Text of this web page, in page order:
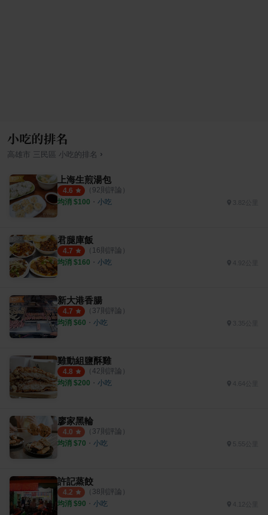
小吃的排名
高雄市 三民區 小吃 的排名 ›
上海生煎湯包
4.6 （ 92則評論）
均消 $100 ・ 小吃
君腿庫飯
4.7 （ 16則評論）
均消 $160 ・ 小吃 4.92公里
新大港香腸
4.7 （ 37則評論）
均消 $60 ・ 小吃 3.35公里
雞動組鹽酥雞
4.8 （ 42則評論）
均消 $200 ・ 小吃 4.64公里
廖家黑輪
4.0 （ 37則評論）
均消 $70 ・ 小吃 5.55公里
許記蒸餃
4.2 （ 38則評論）
均消 $90 ・ 小吃 4.12公里